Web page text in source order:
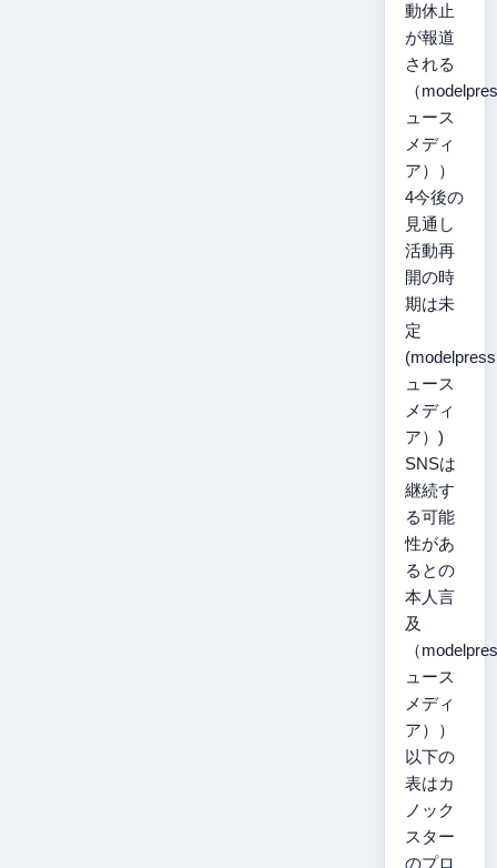
動休止
が報道
される
（
ュース
メディ
ア））
4今後の
見通し
活動再
開の時
期は未
定
ュース
メディ
ア）)
SNSは
継続す
る可能
性があ
るとの
本人言
及
（
ュース
メディ
ア））
以下の
表はカ
ノック
スター
のプロ